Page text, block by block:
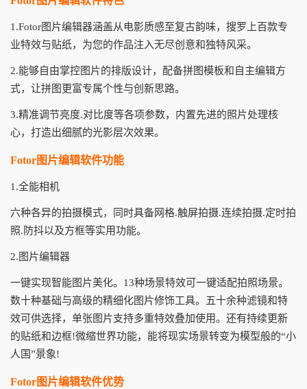
1.Fotor图片编辑器涵盖从电影质感至复古韵味，搜罗上百款专
业特效与贴纸，为您的作品注入无尽创意和独特风采。
2.能够自由掌控图片的排版设计，配备拼图模板和自主编辑方
式，让拼图更富专属个性与创新思路。
3.精准调节亮度.对比度等各项参数，内置先进的照片处理核
心，打造出细腻的光影层次效果。
Fotor图片编辑软件功能
1.全能相机
六种各异的拍摄模式，同时具备网格.触屏拍摄.连续拍摄.定时拍
照.防抖以及方框等实用功能。
2.图片编辑器
一键实现智能图片美化。13种场景特效可一键适配拍照场景。
数十种基础与高级的精细化图片修饰工具。五十余种滤镜和特
效可供选择，单张图片支持多重特效叠加使用。还有持续更新
的贴纸和边框!微缩世界功能，能将现实场景转变为模型般的“小
人国”景象!
Fotor图片编辑软件优势